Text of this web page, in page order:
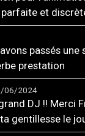
et
passés une
prestation
06/2024
DJ !! Merci
gentillesse le